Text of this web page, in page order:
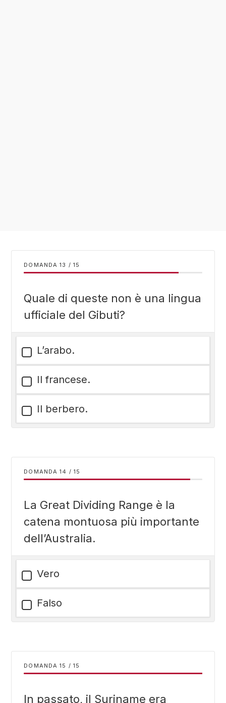
DOMANDA / 15
Quale di queste non è una lingua
ufficiale del Gibuti?
L’arabo.
Il francese.
Il berbero.
DOMANDA / 15
La Great Dividing Range è la
catena montuosa più importante
dell’Australia.
Vero
Falso
DOMANDA / 15
In passato, il Suriname era